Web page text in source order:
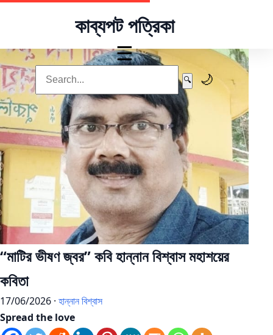
কাব্যপট পত্রিকা
☰
🔍 🌙
“মাটির ভীষণ জ্বর” কবি হান্নান বিশ্বাস মহাশয়ের
কবিতা
17/06/2026 · হান্নান বিশ্বাস
Spread the love